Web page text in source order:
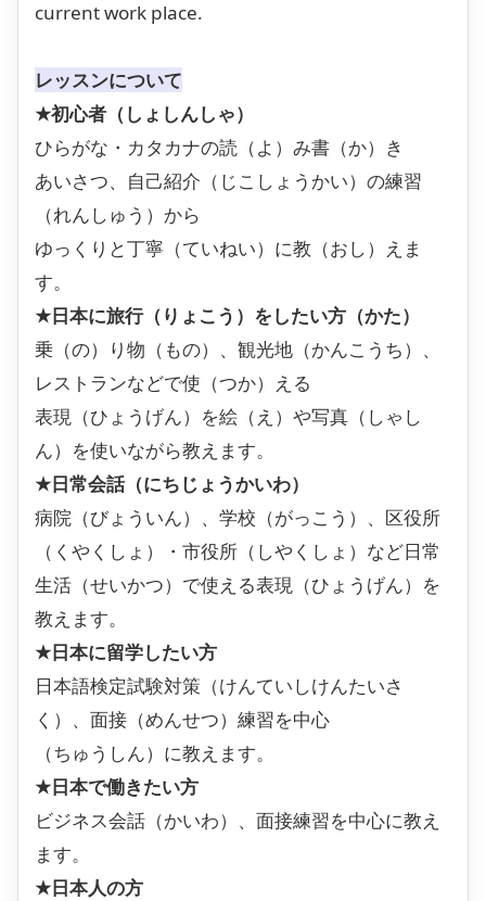
current work place.
レッスンについて
★初心者（しょしんしゃ）
ひらがな・カタカナの読（よ）み書（か）き
あいさつ、自己紹介（じこしょうかい）の練習
（れんしゅう）から
ゆっくりと丁寧（ていねい）に教（おし）えま
す。
★日本に旅行（りょこう）をしたい方（かた）
乗（の）り物（もの）、観光地（かんこうち）、
レストランなどで使（つか）える
表現（ひょうげん）を絵（え）や写真（しゃし
ん）を使いながら教えます。
★日常会話（にちじょうかいわ）
病院（びょういん）、学校（がっこう）、区役所
（くやくしょ）・市役所（しやくしょ）など日常
生活（せいかつ）で使える表現（ひょうげん）を
教えます。
★日本に留学したい方
日本語検定試験対策（けんていしけんたいさ
く）、面接（めんせつ）練習を中心
（ちゅうしん）に教えます。
★日本で働きたい方
ビジネス会話（かいわ）、面接練習を中心に教え
ます。
★日本人の方